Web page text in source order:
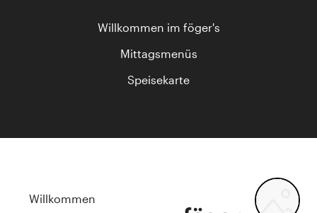
Willkommen im föger's
Mittagsmenüs
Speisekarte
Willkommen